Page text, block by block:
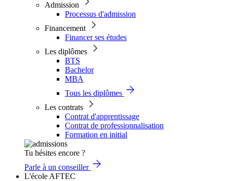
Admission
Processus d'admission
Financement
Financer ses études
Les diplômes
BTS
Bachelor
MBA
Tous les diplômes
Les contrats
Contrat d'apprentissage
Contrat de professionnalisation
Formation en initial
Tu hésites encore ?
Parle à un conseiller
L'école AFTEC